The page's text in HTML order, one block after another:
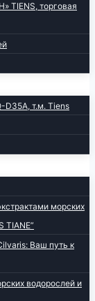
торговая
т.м. Tiens
морских
TIANE”
Ваш путь к
водорослей и